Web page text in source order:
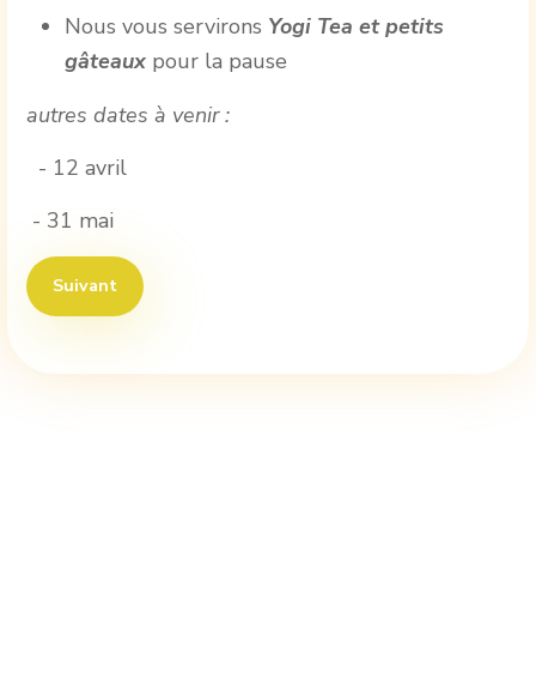
Nous vous servirons Yogi Tea et petits
gâteaux pour la pause
autres dates à venir :
- 12 avril
- 31 mai
Article suivant : presentation des stages de Yoga
Suivant